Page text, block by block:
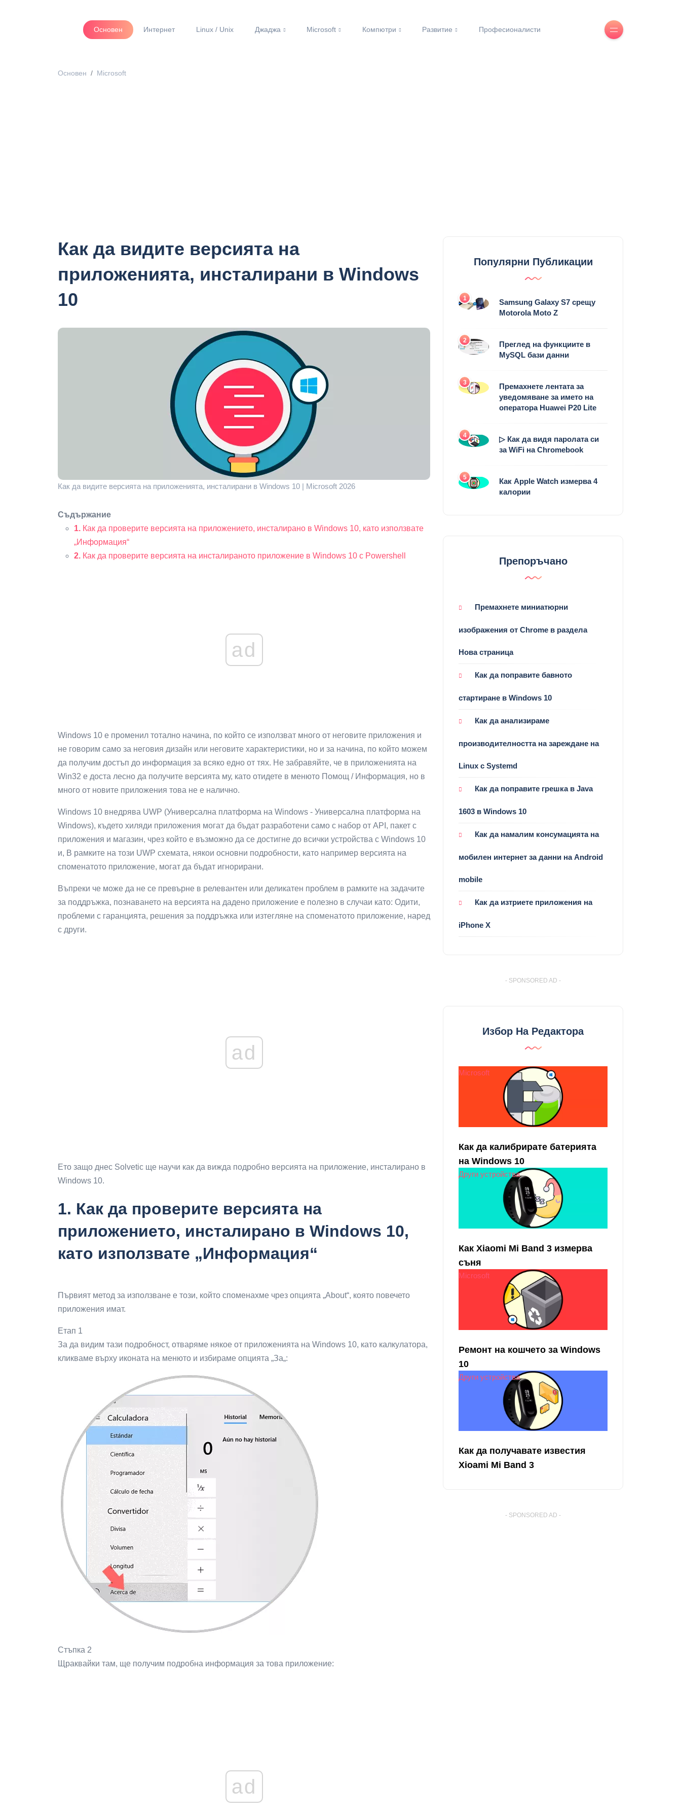
Основен Интернет Linux / Unix Джаджа Microsoft Компютри Развитие Професионалисти
Основен Microsoft
Как да видите версията на
приложенията, инсталирани в Windows
10
Как да видите версията на приложенията, инсталирани в Windows 10 | Microsoft 2026
Съдържание
1. Как да проверите версията на приложението, инсталирано в Windows 10, като използвате
„Информация“
2. Как да проверите версията на инсталираното приложение в Windows 10 с Powershell
ad
Windows 10 е променил тотално начина, по който се използват много от неговите приложения и
не говорим само за неговия дизайн или неговите характеристики, но и за начина, по който можем
да получим достъп до информация за всяко едно от тях. Не забравяйте, че в приложенията на
Win32 е доста лесно да получите версията му, като отидете в менюто Помощ / Информация, но в
много от новите приложения това не е налично.
Windows 10 внедрява UWP (Универсална платформа на Windows - Универсална платформа на
Windows), където хиляди приложения могат да бъдат разработени само с набор от API, пакет с
приложения и магазин, чрез който е възможно да се достигне до всички устройства с Windows 10
и, В рамките на този UWP схемата, някои основни подробности, като например версията на
споменатото приложение, могат да бъдат игнорирани.
Въпреки че може да не се превърне в релевантен или деликатен проблем в рамките на задачите
за поддръжка, познаването на версията на дадено приложение е полезно в случаи като: Одити,
проблеми с гаранцията, решения за поддръжка или изтегляне на споменатото приложение, наред
с други.
ad
Ето защо днес Solvetic ще научи как да вижда подробно версията на приложение, инсталирано в
Windows 10.
1. Как да проверите версията на
приложението, инсталирано в Windows 10,
като използвате „Информация“
Първият метод за използване е този, който споменахме чрез опцията „About“, която повечето
приложения имат.
Етап 1
За да видим тази подробност, отваряме някое от приложенията на Windows 10, като калкулатора,
кликваме върху иконата на менюто и избираме опцията „За„:
Стъпка 2
Щраквайки там, ще получим подробна информация за това приложение:
ad
Популярни Публикации
1
Samsung Galaxy S7 срещу
Motorola Moto Z
2
Преглед на функциите в
MySQL бази данни
3
Премахнете лентата за
уведомяване за името на
оператора Huawei P20 Lite
4
▷ Как да видя паролата си
за WiFi на Chromebook
5
Как Apple Watch измерва 4
калории
Препоръчано
Премахнете миниатюрни
изображения от Chrome в раздела
Нова страница
Как да поправите бавното
стартиране в Windows 10
Как да анализираме
производителността на зареждане на
Linux с Systemd
Как да поправите грешка в Java
1603 в Windows 10
Как да намалим консумацията на
мобилен интернет за данни на Android
mobile
Как да изтриете приложения на
iPhone X
- SPONSORED AD -
Избор На Редактора
Microsoft
Как да калибрирате батерията
на Windows 10
Други устройства
Как Xiaomi Mi Band 3 измерва
съня
Microsoft
Ремонт на кошчето за Windows
10
Други устройства
Как да получавате известия
Xioami Mi Band 3
- SPONSORED AD -